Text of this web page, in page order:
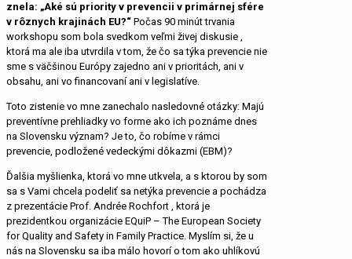
znela: „Aké sú priority v prevencii v primárnej sfére
v rôznych krajinách EU?“ Počas 90 minút trvania
workshopu som bola svedkom veľmi živej diskusie ,
ktorá ma ale iba utvrdila v tom, že čo sa týka prevencie nie
sme s väčšinou Európy zajedno ani v prioritách, ani v
obsahu, ani vo financovaní ani v legislatíve.
Toto zistenie vo mne zanechalo nasledovné otázky: Majú
preventívne prehliadky vo forme ako ich poznáme dnes
na Slovensku význam? Je to, čo robíme v rámci
prevencie, podložené vedeckými dôkazmi (EBM)?
Ďalšia myšlienka, ktorá vo mne utkvela, a s ktorou by som
sa s Vami chcela podeliť sa netýka prevencie a pochádza
z prezentácie Prof. Andrée Rochfort , ktorá je
prezidentkou organizácie EQuiP – The European Society
for Quality and Safety in Family Practice. Myslím si, že u
nás na Slovensku sa iba málo hovorí o tom ako uhlíkovú